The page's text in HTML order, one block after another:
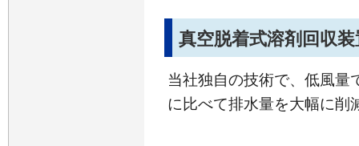
真空脱着式溶剤回収装
当社独自の技術で、低風量
に比べて排水量を大幅に削